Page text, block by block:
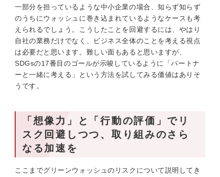
一部分を担っているような中小企業の場合、知らず知らず
のうちにウォッシュに巻き込まれているようなケースも考
えられるでしょう。こうしたことを回避するには、やはり
自社の業務だけでなく、ビジネス全体のことを考える視点
は必要だと思います。難しい面もあると思いますが、
SDGsの17番目のゴールが示唆しているように「パートナ
ーと一緒に考える」という方法を試してみる価値はありそ
うです。
「想像力」と「行動の評価」でリ
スク回避しつつ、取り組みのさら
なる加速を
ここまでグリーンウォッシュのリスクについて説明してき